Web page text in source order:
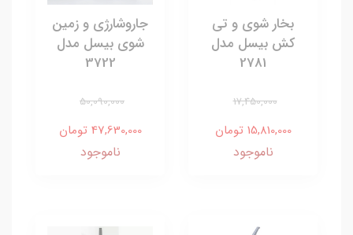
بخار شوی و تی
کش بیسل مدل
2781
17,450,000
15,810,000 تومان
ناموجود
جاروشارژی و زمین
شوی بیسل مدل
3722
50,090,000
47,630,000 تومان
ناموجود